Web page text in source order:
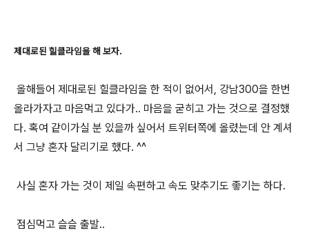
제대로된 힐클라임을 해 보자.
올해들어 제대로된 힐클라임을 한 적이 없어서, 강남300을 한번
올라가자고 마음먹고 있다가.. 마음을 굳히고 가는 것으로 결정했
다. 혹여 같이가실 분 있을까 싶어서 트위터쪽에 올렸는데 안 계셔
서 그냥 혼자 달리기로 했다. ^^
사실 혼자 가는 것이 제일 속편하고 속도 맞추기도 좋기는 하다.
점심먹고 슬슬 출발..